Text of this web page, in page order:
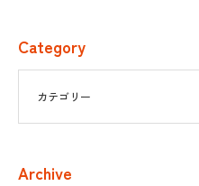
Category
Archive